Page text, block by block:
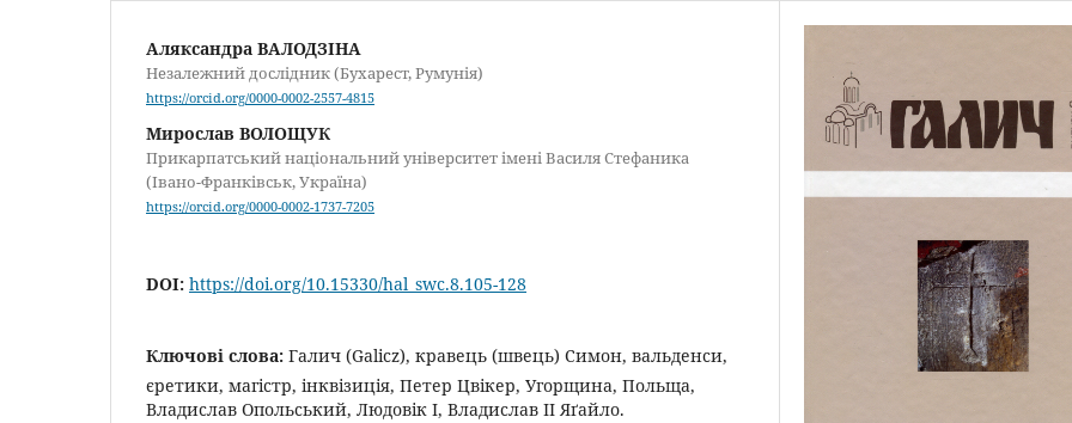
Аляксандра ВАЛОДЗІНА
Незалежний дослідник (Бухарест, Румунія)
https://orcid.org/0000-0002-2557-4815
Мирослав ВОЛОЩУК
Прикарпатський національний університет імені Василя Стефаника
(Івано-Франківськ, Україна)
https://orcid.org/0000-0002-1737-7205
DOI: https://doi.org/10.15330/hal_swc.8.105-128
Ключові слова: Галич (Galicz), кравець (швець) Симон, вальденси,
єретики, магістр, інквізиція, Петер Цвікер, Угорщина, Польща,
Владислав Опольський, Людовік І, Владислав ІІ Яґайло.